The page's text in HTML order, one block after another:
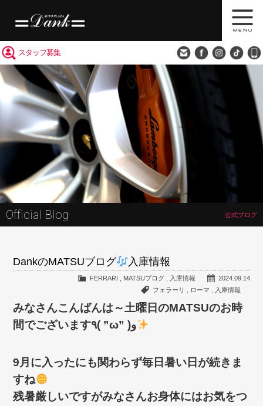
スタッフ募集
Official Blog 公式ブログ
DankのMATSUブログ 入庫情報
2024.09.14
FERRARI MATSUブログ,
入庫情報
フェラーリ
ローマ 入庫情報
みなさんこんばんは～土曜日のMATSUのお時
間でございます٩( ”ω” )و
9月に入ったにも関わらず毎日暑い日が続きま
すね
残暑厳しいですがみなさんお身体にはお気をつ